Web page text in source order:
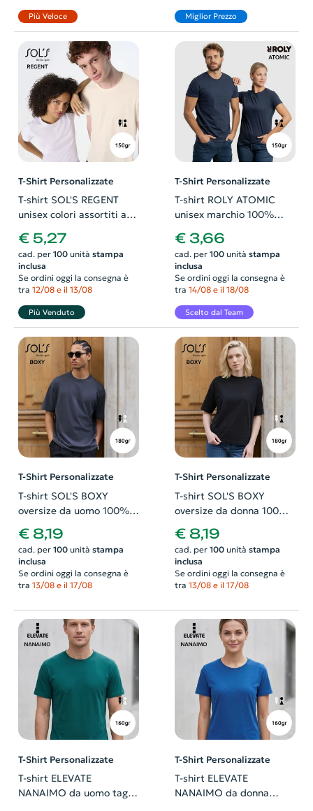
Più Veloce Miglior Prezzo
T-Shirt Personalizzate
T-shirt SOL'S REGENT
unisex colori assortiti a
100% cotone 150gr
€ 5,27
cad. per 100unità stampa
inclusa
Se ordini oggi la consegna è
tra 12/08 e il 13/08
Più Venduto
T-Shirt Personalizzate
T-shirt ROLY ATOMIC
unisex marchio 100%
€ 3,66
cad. per 100unità stampa
inclusa
Se ordini oggi la consegna è
tra 14/08 e il 18/08
Scelto dal Team
T-Shirt Personalizzate
T-shirt SOL'S BOXY
oversize da uomo 100%
cotone organico pettinato
in jersey 180gr
€ 8,19
cad. per 100unità stampa
inclusa
Se ordini oggi la consegna è
tra 13/08 e il 17/08
T-Shirt Personalizzate
T-shirt SOL'S BOXY
oversize da donna 100%
cotone organico pettinato
in jersey 180gr
€ 8,19
cad. per 100unità stampa
inclusa
Se ordini oggi la consegna è
tra 13/08 e il 17/08
T-Shirt Personalizzate
T-shirt ELEVATE
NANAIMO da uomo taglio
T-Shirt Personalizzate
T-shirt ELEVATE
NANAIMO da donna